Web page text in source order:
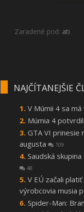
Zaradené pod: ati
NAJČÍTANEJŠIE
V Múmii 4 sa
Múmia 4
GTA VI prinesie
augusta
109
Saudská
48
V EÚ začali
výrobcovia musia
Spider-Man: